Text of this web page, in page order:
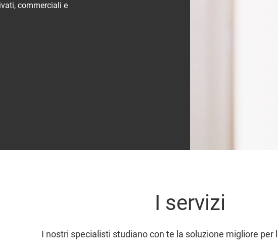
commerciali e
I servizi
I nostri specialisti studiano con te la soluzione migliore per